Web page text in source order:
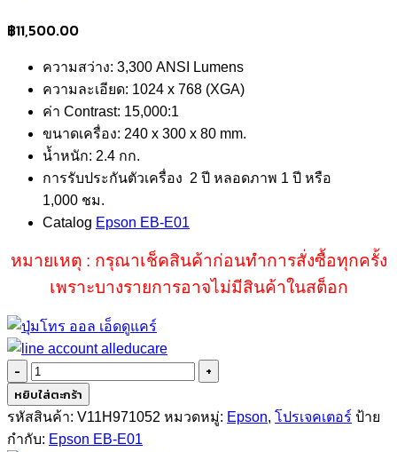
฿11,500.00
ความสว่าง: 3,300 ANSI Lumens
ความละเอียด: 1024 x 768 (XGA)
ค่า Contrast: 15,000:1
ขนาดเครื่อง: 240 x 300 x 80 mm.
น้ำหนัก: 2.4 กก.
การรับประกันตัวเครื่อง 2 ปี หลอดภาพ 1 ปี หรือ
1,000 ชม.
Catalog Epson EB-E01
หมายเหตุ : กรุณาเช็คสินค้าก่อนทำการสั่งซื้อทุกครั้ง
เพราะบางรายการอาจไม่มีสินค้าในสต็อก
จำนวน
Epson
EB-
E01
หยิบใส่ตะกร้า
รหัสสินค้า: V11H971052 หมวดหมู่: Epson, โปรเจคเตอร์ ป้าย
กำกับ: Epson EB-E01